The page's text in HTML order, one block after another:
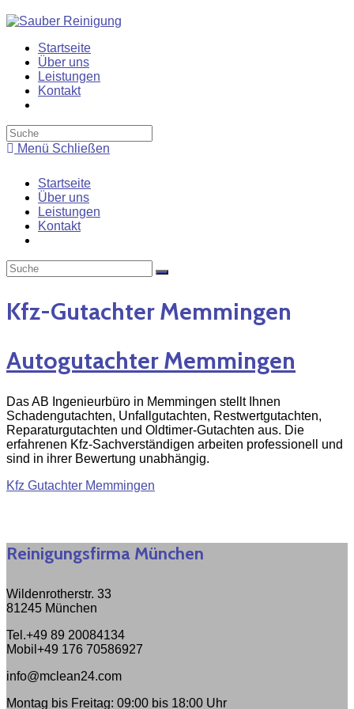
Zum
Inhalt
springen
Startseite
Über uns
Leistungen
Kontakt
search
Menü Schließen
Startseite
Über uns
Leistungen
Kontakt
search
Kfz-Gutachter Memmingen
Autogutachter Memmingen
Das AB Ingenieurbüro in Memmingen stellt Ihnen
Schadengutachten, Unfallgutachten, Restwertgutachten,
Reparaturgutachten und Oldtimer-Gutachten aus. Die
erfahrenen Kfz-Sachverständigen arbeiten professionell und
sind in ihrer Bewertung unabhängig.
Kfz Gutachter Memmingen
Reinigungsfirma München
Wildenrotherstr. 33
81245 München
Tel.+49 89 20084134
Mobil+49 176 70586927
info@mclean24.com
Montag bis Freitag: 09:00 bis 18:00 Uhr